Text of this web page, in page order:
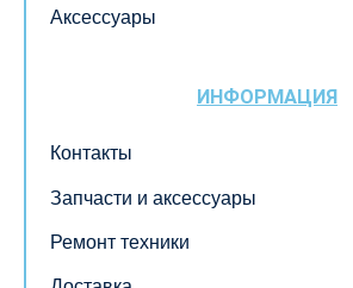
Аксессуары
ИНФОРМАЦИЯ
Контакты
Запчасти и аксессуары
Ремонт техники